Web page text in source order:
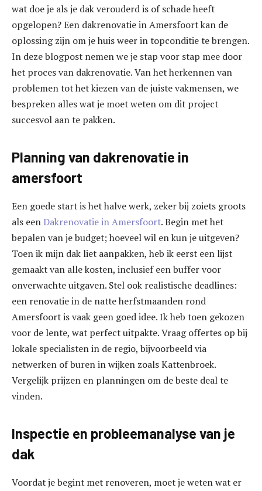
wat doe je als je dak verouderd is of schade heeft
opgelopen? Een dakrenovatie in Amersfoort kan de
oplossing zijn om je huis weer in topconditie te brengen.
In deze blogpost nemen we je stap voor stap mee door
het proces van dakrenovatie. Van het herkennen van
problemen tot het kiezen van de juiste vakmensen, we
bespreken alles wat je moet weten om dit project
succesvol aan te pakken.
Planning van dakrenovatie in
amersfoort
Een goede start is het halve werk, zeker bij zoiets groots
als een Dakrenovatie in Amersfoort. Begin met het
bepalen van je budget; hoeveel wil en kun je uitgeven?
Toen ik mijn dak liet aanpakken, heb ik eerst een lijst
gemaakt van alle kosten, inclusief een buffer voor
onverwachte uitgaven. Stel ook realistische deadlines:
een renovatie in de natte herfstmaanden rond
Amersfoort is vaak geen goed idee. Ik heb toen gekozen
voor de lente, wat perfect uitpakte. Vraag offertes op bij
lokale specialisten in de regio, bijvoorbeeld via
netwerken of buren in wijken zoals Kattenbroek.
Vergelijk prijzen en planningen om de beste deal te
vinden.
Inspectie en probleemanalyse van je
dak
Voordat je begint met renoveren, moet je weten wat er